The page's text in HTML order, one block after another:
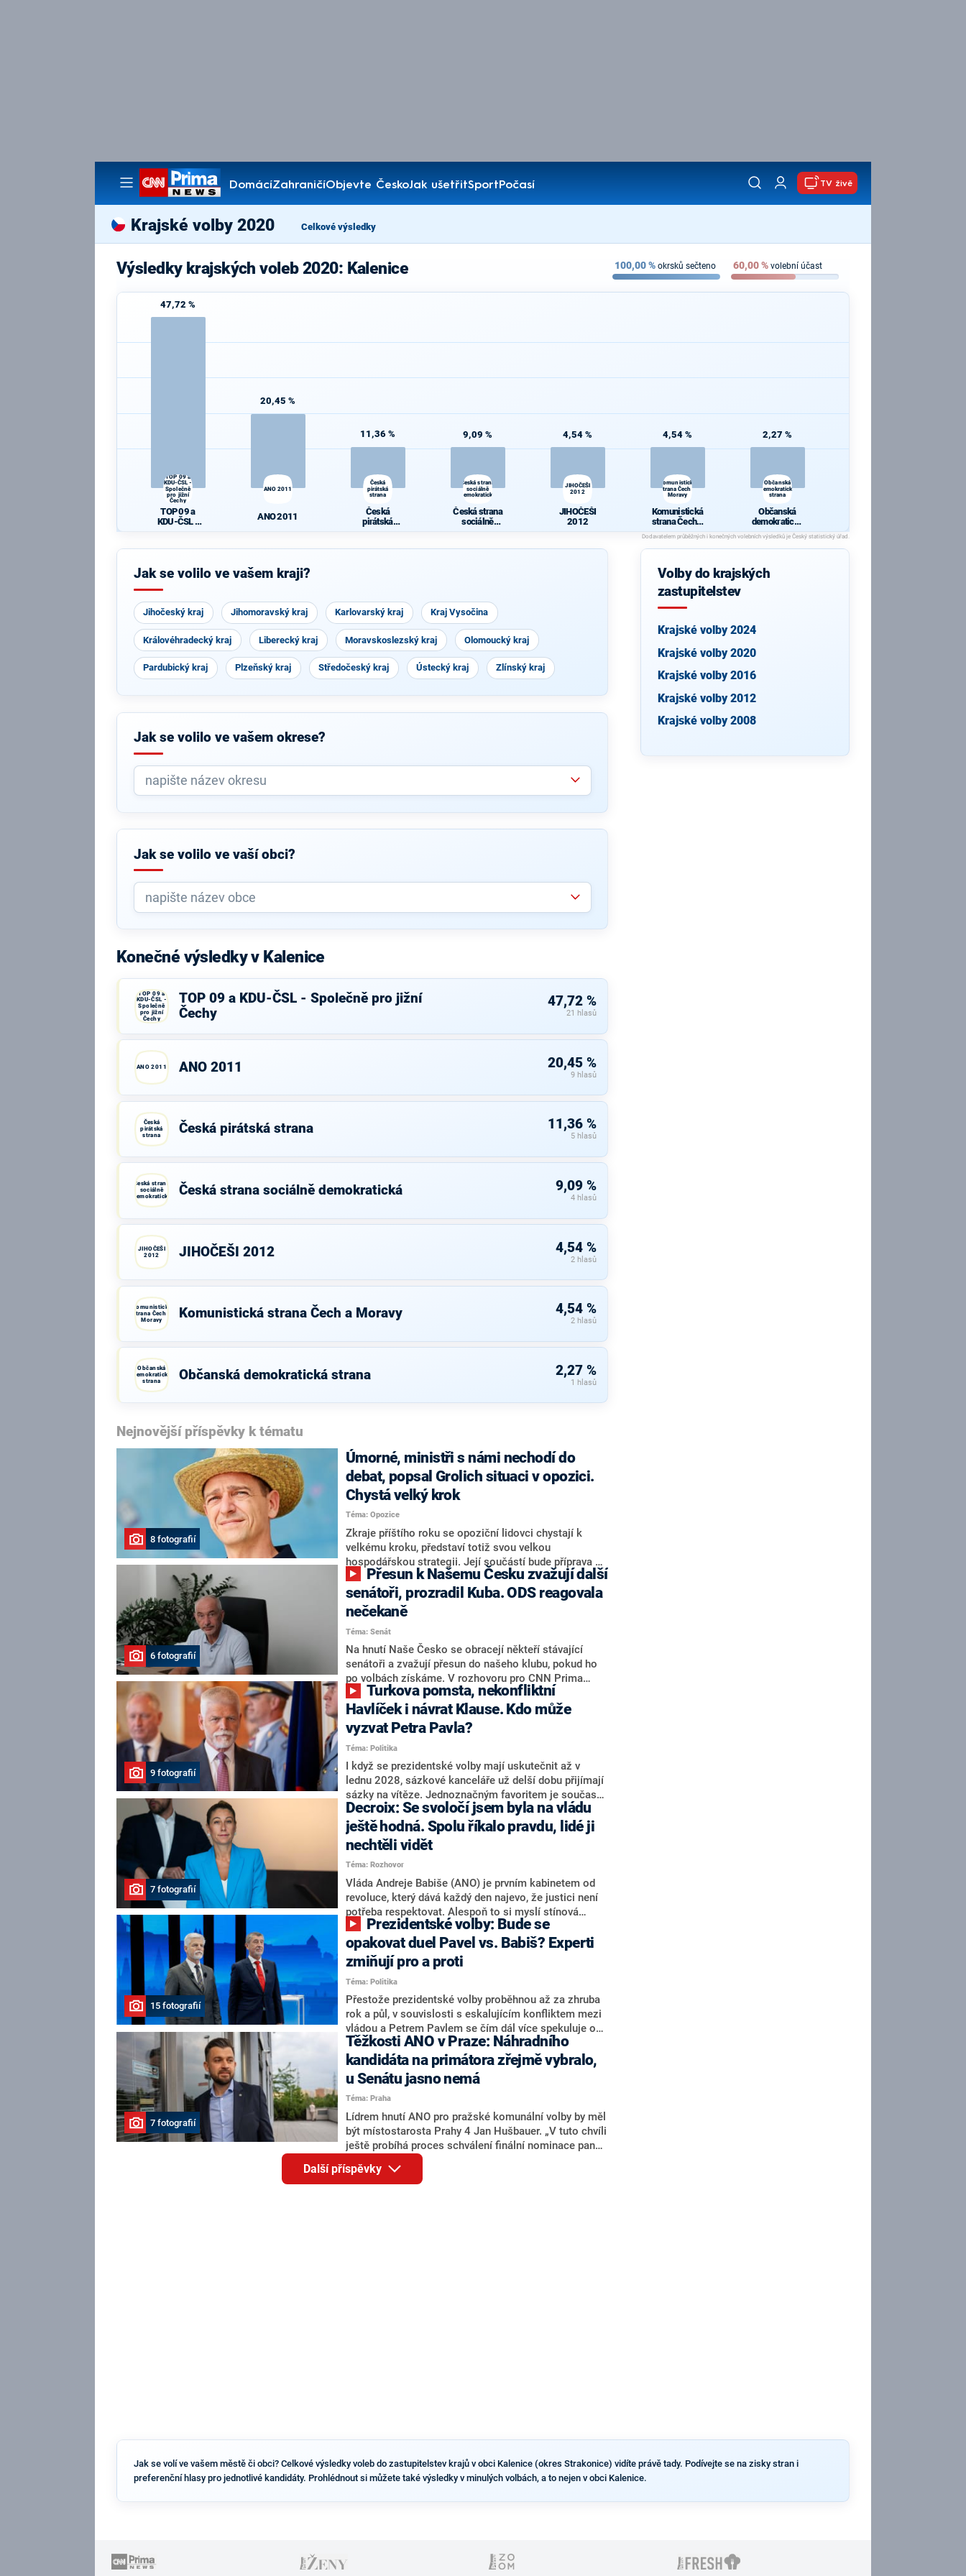
DomácíZahraničíObjevte ČeskoJak ušetřitSportPočasí
Pořady
TV živě
Krajské volby 2020 Celkové výsledky
Výsledky krajských voleb 2020: Kalenice 100,00% okrsků sečteno 60,00% volební účast
47,72 %
TOP 09 a
KDU-ČSL -
Společně
pro jižní
Čechy
TOP 09 a
KDU-ČSL -
20,45 %
ANO 2011
ANO 2011
11,36 %
Česká
pirátská
strana
Česká
pirátská
9,09 %
Česká strana
sociálně
demokratická
Česká strana
sociálně
4,54 %
JIHOČEŠI
2012
JIHOČEŠI
2012
4,54 %
Komunistická
strana Čech a
Moravy
Komunistická
strana Čech a
Moravy
2,27 %
Občanská
demokratická
strana
Občanská
demokratická
strana
Jak se volilo ve vašem kraji?
Jihočeský kraj Jihomoravský kraj Karlovarský kraj Kraj Vysočina
Královéhradecký kraj Liberecký kraj Moravskoslezský kraj Olomoucký kraj
Pardubický kraj Plzeňský kraj Středočeský kraj Ústecký kraj Zlínský kraj
Jak se volilo ve vašem okrese?
Jak se volilo ve vaší obci?
Konečné výsledky v Kalenice
TOP 09 a
KDU-ČSL -
Společně
pro jižní
Čechy
TOP 09 a KDU-ČSL - Společně pro jižní
Čechy
47,72 %
21 hlasů
ANO 2011 ANO 2011 20,45 %
9 hlasů
Česká
pirátská
strana
Česká pirátská strana 11,36 %
5 hlasů
Česká strana
sociálně
demokratická
Česká strana sociálně demokratická 9,09 %
4 hlasů
JIHOČEŠI
2012
JIHOČEŠI 2012 4,54 %
2 hlasů
Komunistická
strana Čech a
Moravy
Komunistická strana Čech a Moravy 4,54 %
2 hlasů
Občanská
demokratická
strana
Občanská demokratická strana 2,27 %
1 hlasů
Nejnovější příspěvky k tématu
8 fotografií
Úmorné, ministři s námi nechodí do
debat, popsal Grolich situaci v opozici.
Chystá velký krok
Téma: Opozice
Zkraje příštího roku se opoziční lidovci chystají k
velkému kroku, představí totiž svou velkou
hospodářskou strategii. Její součástí bude příprava na
stárnutí populace, řekl ve středu na setkání s novináři
nový předseda lidovců Jan Grolich. Ten zároveň v
senátních volbách kandiduje ve Vyškově. Popsal i
aktivitu opozice, o níž vládní strany nebo političtí
komentátoři mluví jako o slabé a v defenzivě. „Je to
úmorná práce upozorňovat na chyby vlády. Ministři s
námi navíc nechodí do debat. Chceme ale ukazovat
svoje témata,“ odpověděl Grolich na dotaz CNN Prima
NEWS.
6 fotografií
senátoři, prozradil Kuba. ODS reagovala
nečekaně
Téma: Senát
Na hnutí Naše Česko se obracejí někteří stávající
senátoři a zvažují přesun do našeho klubu, pokud ho
po volbách získáme. V rozhovoru pro CNN Prima
NEWS to řekl zakladatel hnutí a jihočeský hejtman
Martin Kuba. Konkrétní nebyl, ale získat by takto mohl
například senátora Zdeňka Hrabu, který je dnes
součástí klubu ODS a TOP 09. Hraba to na dotaz
redakce nevyloučil. Předseda klubu senátorů ODS
Zdeněk Nytra redakci řekl, že počítá s odchodem
některých senátorů z klubu a že Naše Česko není
nepřítel, ale soupeř.
9 fotografií
Havlíček i návrat Klause. Kdo může
vyzvat Petra Pavla?
Téma: Politika
I když se prezidentské volby mají uskutečnit až v
lednu 2028, sázkové kanceláře už delší dobu přijímají
sázky na vítěze. Jednoznačným favoritem je současná
hlava státu Petr Pavel. Daleko za ním pak bookmakeři
zmiňují dva výrazné politiky ANO, tedy premiéra
Andreje Babiše a ministra průmyslu Karla Havlíčka.
Oblíbeným tipem samotných sázkařů je poslanec za
Motoristy Filip Turek. Politolog Jan Kubáček nicméně
o případné kandidatuře kohokoliv ze zmíněné trojice
značně pochybuje. Podle něj současná koalice dosud
nemá osobu, která by Pavlovi mohla konkurovat.
7 fotografií
Decroix: Se svoločí jsem byla na vládu
ještě hodná. Spolu říkalo pravdu, lidé ji
nechtěli vidět
Téma: Rozhovor
Vláda Andreje Babiše (ANO) je prvním kabinetem od
revoluce, který dává každý den najevo, že justici není
potřeba respektovat. Alespoň to si myslí stínová
ministryně spravedlnosti ODS Eva Decroix. V
rozhovoru pro CNN Prima NEWS si nebrala servítky
ohledně politického výkonu svého nástupce Jeronýma
Tejce (za ANO) či vládní zmocněnkyně pro lidská
práva Taťány Malé (ANO). Označením „svoloč“ na
adresu vlády prý byla ještě hodná. Decroix se také
vrátila k volební porážce koalice Spolu či promluvila o
hnutí Naše Česko Martina Kuby.
15 fotografií
opakovat duel Pavel vs. Babiš? Experti
zmiňují pro a proti
Téma: Politika
Přestože prezidentské volby proběhnou až za zhruba
rok a půl, v souvislosti s eskalujícím konfliktem mezi
vládou a Petrem Pavlem se čím dál více spekuluje o
tom, koho by do bitvy o Hrad mohla vyslat současná
koalice. Někteří političtí komentátoři znovu vytahují
jméno premiéra Andreje Babiše (ANO). Jak moc je
pravděpodobné, že se v prezidentských volbách 2028
bude znovu opakovat souboj z roku 2023?
7 fotografií
Těžkosti ANO v Praze: Náhradního
kandidáta na primátora zřejmě vybralo,
u Senátu jasno nemá
Téma: Praha
Lídrem hnutí ANO pro pražské komunální volby by měl
být místostarosta Prahy 4 Jan Hušbauer. „V tuto chvíli
ještě probíhá proces schválení finální nominace pana
Jana Hušbauera Výborem hnutí ANO,“ uvedl pro
redakci místopředseda pražského ANO Martin
Benkovič. O Hušbauerovi se spekulovalo jako o
Další příspěvky
Volby do krajských
zastupitelstev
Krajské volby 2024
Krajské volby 2020
Krajské volby 2016
Krajské volby 2012
Krajské volby 2008
Jak se volí ve vašem městě či obci? Celkové výsledky voleb do zastupitelstev krajů v obci Kalenice (okres Strakonice) vidíte právě tady. Podívejte se na zisky stran i
preferenční hlasy pro jednotlivé kandidáty. Prohlédnout si můžete také výsledky v minulých volbách, a to nejen v obci Kalenice.